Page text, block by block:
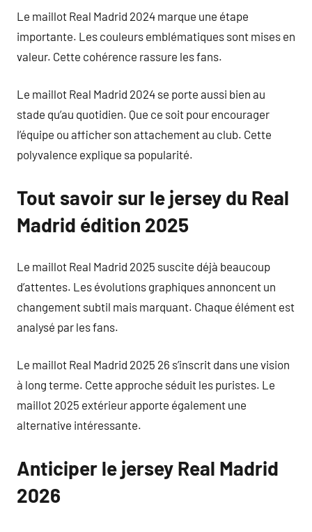
Le maillot Real Madrid 2024 marque une étape
importante. Les couleurs emblématiques sont mises en
valeur. Cette cohérence rassure les fans.
Le maillot Real Madrid 2024 se porte aussi bien au
stade qu’au quotidien. Que ce soit pour encourager
l’équipe ou afficher son attachement au club. Cette
polyvalence explique sa popularité.
Tout savoir sur le jersey du Real
Madrid édition 2025
Le maillot Real Madrid 2025 suscite déjà beaucoup
d’attentes. Les évolutions graphiques annoncent un
changement subtil mais marquant. Chaque élément est
analysé par les fans.
Le maillot Real Madrid 2025 26 s’inscrit dans une vision
à long terme. Cette approche séduit les puristes. Le
maillot 2025 extérieur apporte également une
alternative intéressante.
Anticiper le jersey Real Madrid
2026